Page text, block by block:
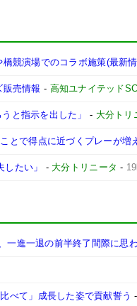
橋競演場でのコラボ施策(最新
販売情報 - 高知ユナイテッドSC
と指示を出した」 - 大分トリ
とで得点に近づくプレーが増
たい」 - 大分トリニータ -
一進一退の前半終了間際に思
べて」成長した姿で貢献誓う